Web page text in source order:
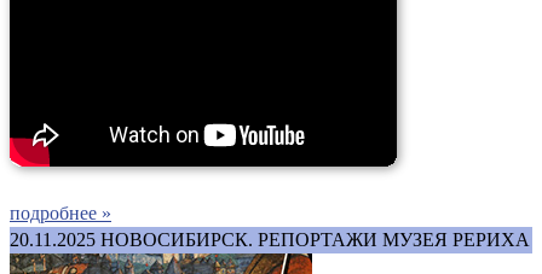
подробнее »
20.11.2025 НОВОСИБИРСК. РЕПОРТАЖИ МУЗЕЯ РЕРИХА